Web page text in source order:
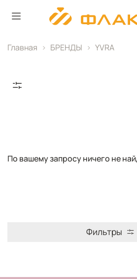
Главная БРЕНДЫ YVRA
По вашему запросу ничего не
Фильтры